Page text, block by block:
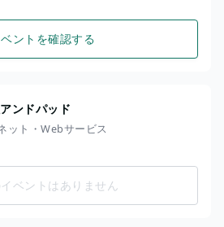
ントを確認する
ンドパッド
ット・Webサービス
ベントはありません